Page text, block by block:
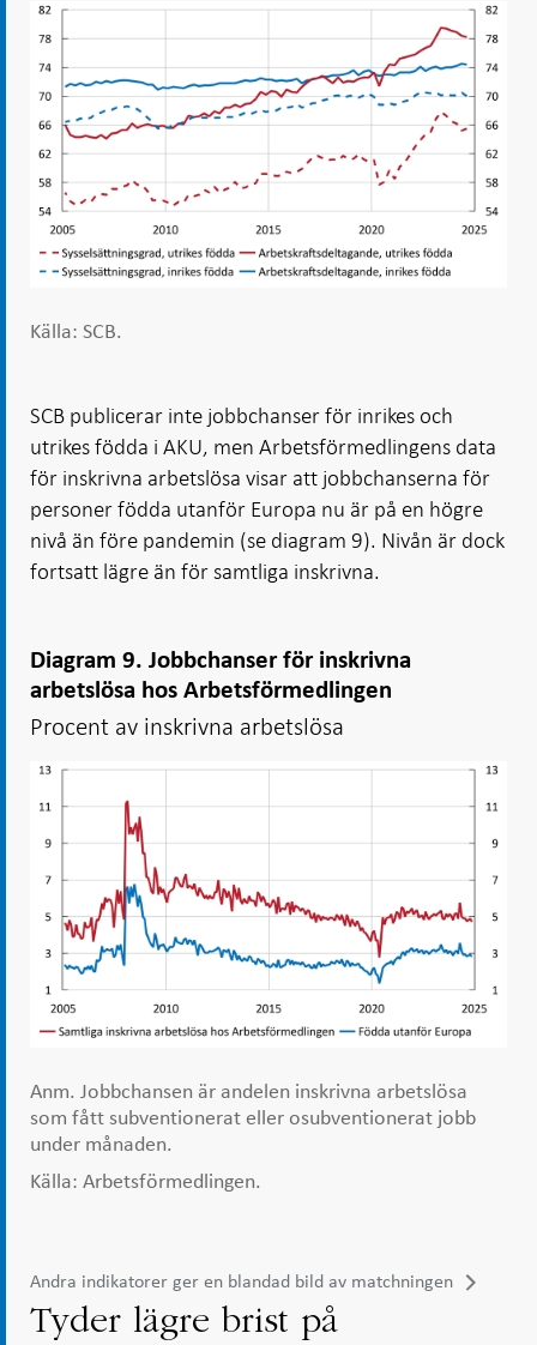
Källa: SCB.
SCB publicerar inte jobbchanser för inrikes och
utrikes födda i AKU, men Arbetsförmedlingens data
för inskrivna arbetslösa visar att jobbchanserna för
personer födda utanför Europa nu är på en högre
nivå än före pandemin (se diagram 9). Nivån är dock
fortsatt lägre än för samtliga inskrivna.
Diagram 9. Jobbchanser för inskrivna
arbetslösa hos Arbetsförmedlingen
Procent av inskrivna arbetslösa
Anm. Jobbchansen är andelen inskrivna arbetslösa
som fått subventionerat eller osubventionerat jobb
under månaden.
Källa: Arbetsförmedlingen.
Andra indikatorer ger en blandad bild av matchningen
Tyder lägre brist på